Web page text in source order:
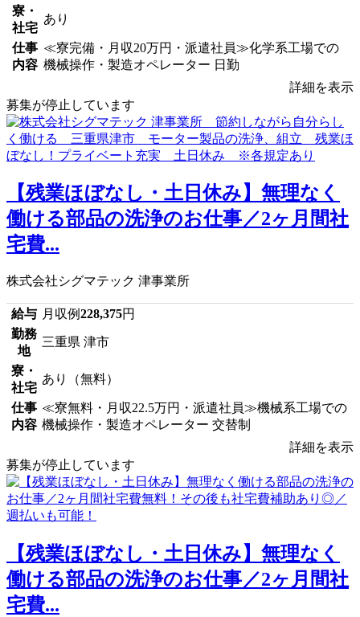
寮・
社宅
あり
仕事
内容
≪寮完備・月収20万円・派遣社員≫化学系工場での
機械操作・製造オペレーター 日勤
詳細を表示
募集が停止しています
【残業ほぼなし・土日休み】無理なく
働ける部品の洗浄のお仕事／2ヶ月間社
宅費...
株式会社シグマテック 津事業所
給与 月収例228,375円
勤務
地
三重県 津市
寮・
社宅
あり（無料）
仕事
内容
≪寮無料・月収22.5万円・派遣社員≫機械系工場での
機械操作・製造オペレーター 交替制
詳細を表示
募集が停止しています
【残業ほぼなし・土日休み】無理なく
働ける部品の洗浄のお仕事／2ヶ月間社
宅費...